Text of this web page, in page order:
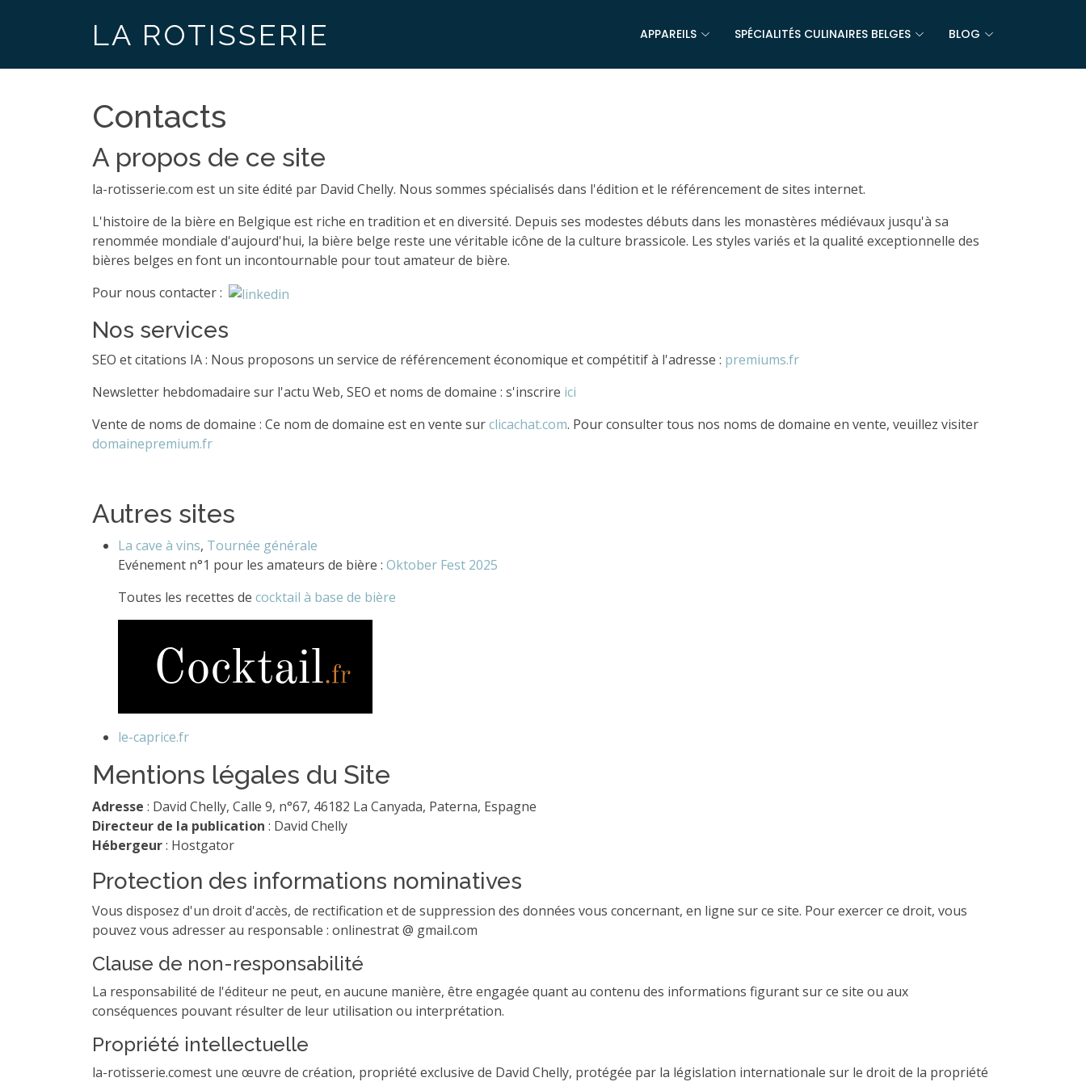
LA ROTISSERIE APPAREILS SPÉCIALITÉS CULINAIRES BELGES BLOG
Contacts
A propos de ce site
la-rotisserie.com est un site édité par David Chelly. Nous sommes spécialisés dans l'édition et le référencement de sites internet.
L'histoire de la bière en Belgique est riche en tradition et en diversité. Depuis ses modestes débuts dans les monastères médiévaux jusqu'à sa
renommée mondiale d'aujourd'hui, la bière belge reste une véritable icône de la culture brassicole. Les styles variés et la qualité exceptionnelle des
bières belges en font un incontournable pour tout amateur de bière.
Pour nous contacter :
Nos services
SEO et citations IA : Nous proposons un service de référencement économique et compétitif à l'adresse : premiums.fr
Newsletter hebdomadaire sur l'actu Web, SEO et noms de domaine : s'inscrire ici
Vente de noms de domaine : Ce nom de domaine est en vente surclicachat.com. Pour consulter tous nos noms de domaine en vente, veuillez visiter
domainepremium.fr
Autres sites
La cave à vins, Tournée générale
Evénement n°1 pour les amateurs de bière : Oktober Fest 2025
Toutes les recettes de cocktail à base de bière
le-caprice.fr
Mentions légales du Site
Adresse : David Chelly, Calle 9, n°67, 46182 La Canyada, Paterna, Espagne
Directeur de la publication : David Chelly
Hébergeur: Hostgator
Protection des informations nominatives
Vous disposez d'un droit d'accès, de rectification et de suppression des données vous concernant, en ligne sur ce site. Pour exercer ce droit, vous
pouvez vous adresser au responsable : onlinestrat @ gmail.com
Clause de non-responsabilité
La responsabilité de l'éditeur ne peut, en aucune manière, être engagée quant au contenu des informations figurant sur ce site ou aux
conséquences pouvant résulter de leur utilisation ou interprétation.
Propriété intellectuelle
la-rotisserie.comest une œuvre de création, propriété exclusive de David Chelly, protégée par la législation internationale sur le droit de la propriété